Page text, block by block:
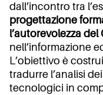
dall’incontro tra
progettazione
l’autorevolezza del
nell’informazione
L’obiettivo è
tradurre l’analisi
tecnologici in